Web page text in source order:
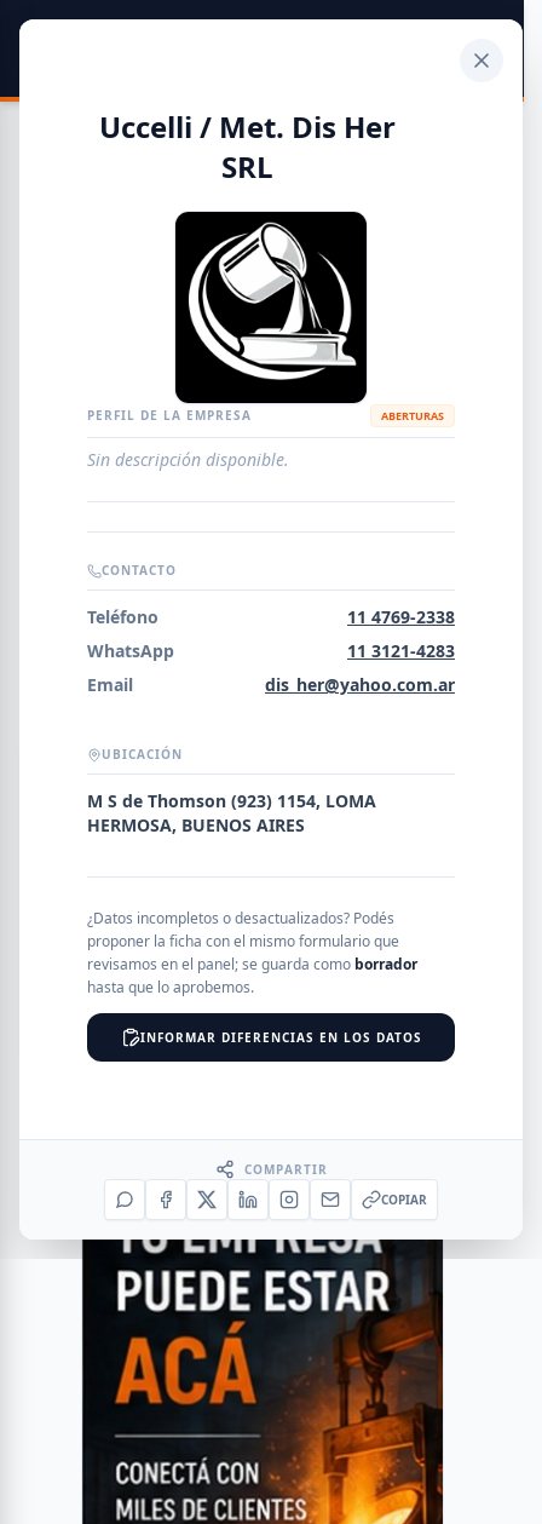
Guía de Empresas Metalúrgicas y Siderúrgicas
METALÚRGICAS
EMPRESAS AGREGAR EMPRESA 0RESULTADOS
NOMBRE
PROVINCIA
Uccelli / Met. Dis Her
SRL
PERFIL DE LA EMPRESA ABERTURAS
Sin descripción disponible.
CONTACTO
Teléfono
11 4769-2338
WhatsApp
11 3121-4283
Email
dis_her@yahoo.com.ar
UBICACIÓN
M S de Thomson (923) 1154, LOMA
HERMOSA, BUENOS AIRES
¿Datos incompletos o desactualizados? Podés
proponer la ficha con el mismo formulario que
revisamos en el panel; se guarda como borrador
hasta que lo aprobemos.
INFORMAR DIFERENCIAS EN LOS DATOS
COMPARTIR
COPIAR